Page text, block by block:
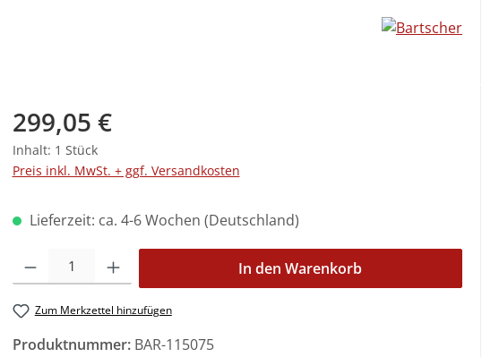
Regulärer Preis:
299,05 €
Inhalt: 1 Stück
Preis inkl. MwSt. + ggf. Versandkosten
Lieferzeit: ca. 4-6 Wochen (Deutschland)
Produkt Anzahl: Gib den gewünschten Wert ein oder benutze die
In den Warenkorb
Zum Merkzettel hinzufügen
Produktnummer: BAR-115075